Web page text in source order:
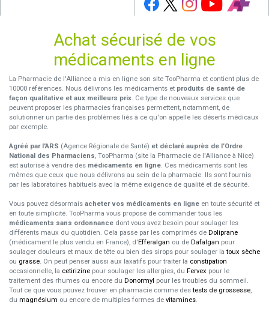
Achat sécurisé de vos
médicaments en ligne
La Pharmacie de l'Alliance a mis en ligne son site TooPharma et contient plus de
10000 références. Nous délivrons les médicaments et produits de santé de
façon qualitative et aux meilleurs prix. Ce type de nouveaux services que
peuvent proposer les pharmacies françaises permettent, notamment, de
solutionner un partie des problèmes liés à ce qu'on appelle les déserts médicaux
par exemple.
Agréé par l'ARS (Agence Régionale de Santé) et déclaré auprès de l’Ordre
National des Pharmaciens, TooPharma (site la Pharmacie de l'Alliance à Nice)
est autorisé à vendre des médicaments en ligne. Ces médicaments sont les
mêmes que ceux que nous délivrons au sein de la pharmacie. Ils sont fournis
par les laboratoires habituels avec la même exigence de qualité et de sécurité.
Vous pouvez désormais acheter vos médicaments en ligne en toute sécurité et
en toute simplicité. TooPharma vous propose de commander tous les
médicaments sans ordonnance dont vous avez besoin pour soulager les
différents maux du quotidien. Cela passe par les comprimés de Doliprane
(médicament le plus vendu en France), d'Efferalgan ou de Dafalgan pour
soulager douleurs et maux de tête ou bien des sirops pour soulager latoux sèche
ou grasse. On peut penser aussi aux laxatifs pour traiter la constipation
occasionnelle, la cetirizine pour soulager les allergies, du Fervex pour le
traitement des rhumes ou encore du Donormyl pour les troubles du sommeil.
Tout ce que vous pouvez trouver en pharmacie comme destests de grossesse,
du magnésium ou encore de multiples formes de vitamines.